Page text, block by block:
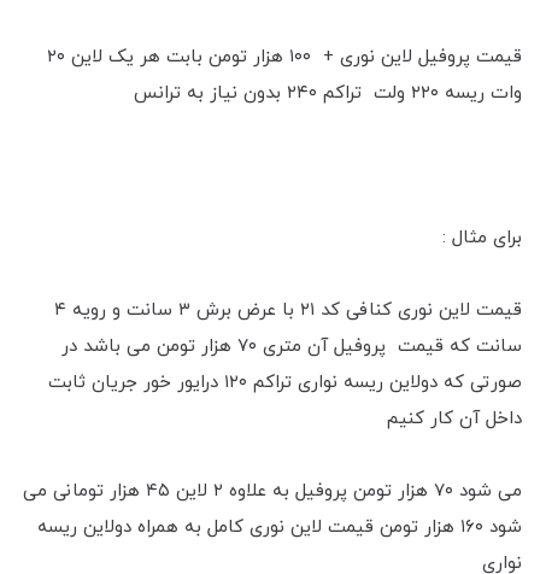
قیمت پروفیل لاین نوری + ۱۰۰ هزار تومن بابت هر یک لاین ۲۰
وات ریسه ۲۲۰ ولت تراکم ۲۴۰ بدون نیاز به ترانس
برای مثال :
قیمت لاین نوری کنافی کد ۲۱ با عرض برش ۳ سانت و رویه ۴
سانت که قیمت پروفیل آن متری ۷۰ هزار تومن می باشد در
صورتی که دو‌لاین ریسه نواری تراکم ۱۲۰ درایور خور جریان ثابت
داخل آن کار کنیم
می شود ۷۰ هزار تومن پروفیل به علاوه ۲ لاین ۴۵ هزار تومانی می
شود ۱۶۰ هزار تومن قیمت لاین نوری کامل به همراه دو‌لاین ریسه
نواری